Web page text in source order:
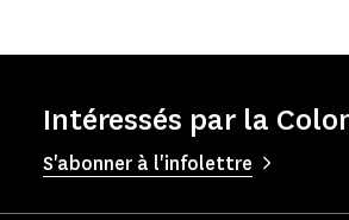
Intéressés par la
S'abonner à l'infolettre